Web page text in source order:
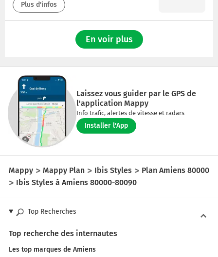
Plus d'infos
En voir plus
Laissez vous guider par le GPS de
l'application Mappy
Info trafic, alertes de vitesse et radars
Installer l'App
Mappy Mappy Plan Ibis Styles
Plan Amiens 80000
Ibis Styles à Amiens 80000-80090
Top Recherches
Top recherche des internautes
Les top marques de Amiens